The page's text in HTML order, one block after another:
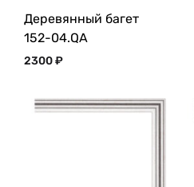
Деревянный багет
152-04.QA
2300₽